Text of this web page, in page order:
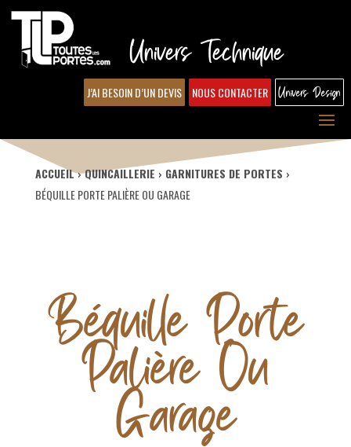
Univers Technique
J’AI BESOIN D’UN DEVIS NOUS CONTACTER Univers Design
ACCUEIL QUINCAILLERIE
GARNITURES DE PORTES
BÉQUILLE PORTE PALIÈRE OU GARAGE
Béquille Porte
Palière Ou
Garage